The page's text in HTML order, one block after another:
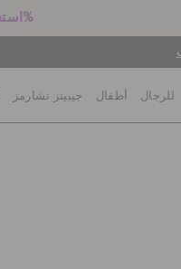
استعد للعودة إلى المدرسة! اشترِ زوجين بالسعر الكامل واحصل على خصم 25%
للرجال أطفال جيبيتز تشارمز